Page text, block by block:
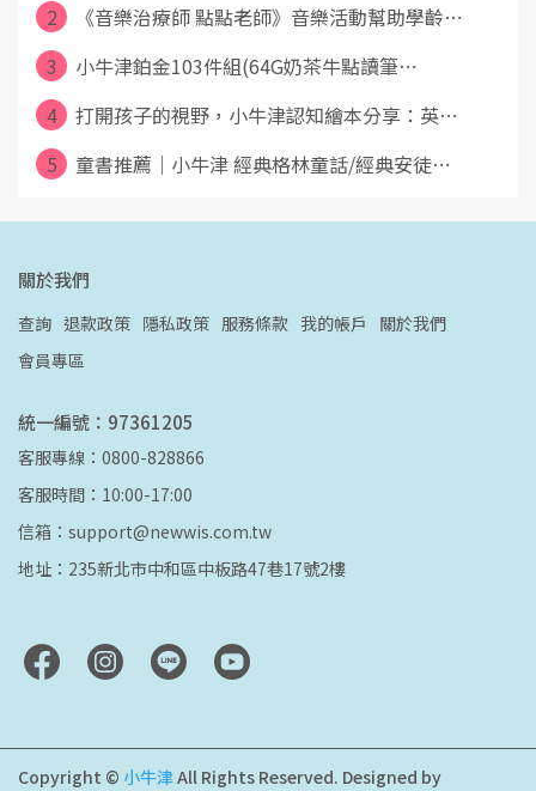
2
《音樂治療師 點點老師》音樂活動幫助學齡⋯
3
小牛津鉑金103件組(64G奶茶牛點讀筆⋯
4
打開孩子的視野，小牛津認知繪本分享：英⋯
5
童書推薦｜小牛津 經典格林童話/經典安徒⋯
關於我們
查詢 退款政策 隱私政策 服務條款 我的帳戶
關於我們
會員專區
統一編號：97361205
客服專線：0800-828866
客服時間：10:00-17:00
信箱：support@newwis.com.tw
地址：235新北市中和區中板路47巷17號2樓
Copyright © 小牛津All Rights Reserved. Designed by